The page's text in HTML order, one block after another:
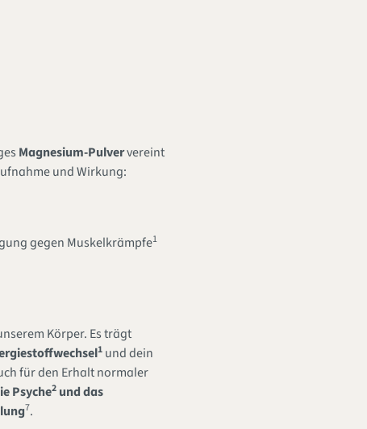
Magnesium-Pulververeint
und Wirkung:
gegen Muskelkrämpfe1
Körper. Es trägt
1 und dein
für den Erhalt normaler
Psyche2 und das
7.